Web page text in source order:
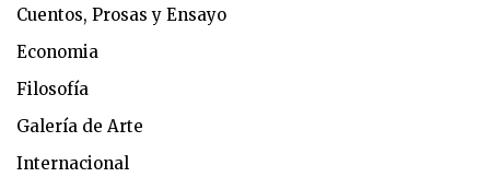
Cuentos, Prosas y Ensayo
Economia
Filosofía
Galería de Arte
Internacional